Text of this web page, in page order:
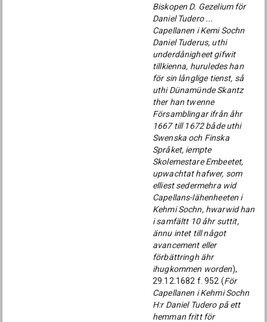
Biskopen D. Gezelium för
Daniel Tudero ...
Capellanen i Kemi Sochn
Daniel Tuderus, uthi
underdånigheet gifwit
tillkienna, huruledes han
för sin långlige tienst, så
uthi Dünamünde Skantz
ther han twenne
Församblingar ifrån åhr
1667 till 1672 både uthi
Swenska och Finska
Språket, iempte
Skolemestare Embeetet,
upwachtat hafwer, som
elliest sedermehra wid
Capellans-lähenheeten i
Kehmi Sochn, hwarwid han
i samfältt 10 åhr suttit,
ännu intet till något
avancement eller
förbättringh ähr
ihugkommen worden),
29.12.1682 f. 952 (För
Capellanen i Kehmi Sochn
H:r Daniel Tudero på ett
hemman fritt för